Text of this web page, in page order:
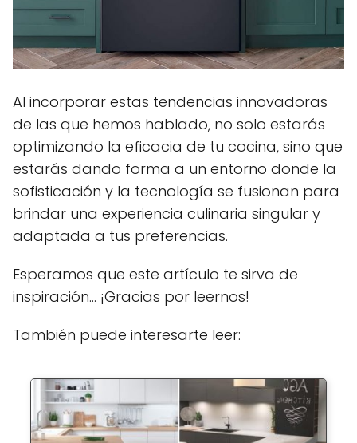
Al incorporar estas tendencias innovadoras
de las que hemos hablado, no solo estarás
optimizando la eficacia de tu cocina, sino que
estarás dando forma a un entorno donde la
sofisticación y la tecnología se fusionan para
brindar una experiencia culinaria singular y
adaptada a tus preferencias.
Esperamos que este artículo te sirva de
inspiración... ¡Gracias por leernos!
También puede interesarte leer: